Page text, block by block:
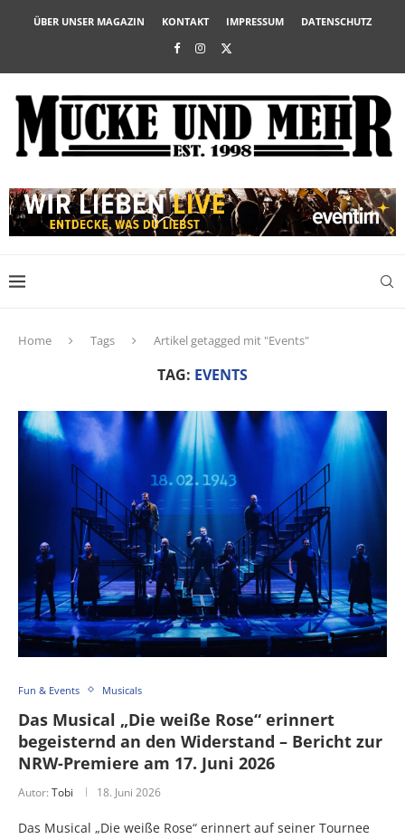
ÜBER UNSER MAGAZIN KONTAKT IMPRESSUM DATENSCHUTZ
Home Tags Artikel getagged mit "Events"
TAG: EVENTS
Fun & Events Musicals
Das Musical „Die weiße Rose“ erinnert
begeisternd an den Widerstand – Bericht zur
NRW-Premiere am 17. Juni 2026
Autor: Tobi 18. Juni 2026
Das Musical „Die weiße Rose“ erinnert auf seiner Tournee